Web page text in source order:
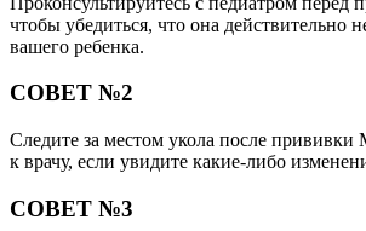
чтобы убедиться, что она действительно
вашего ребенка.
СОВЕТ №2
Следите за местом укола после прививки
к врачу, если увидите какие-либо
СОВЕТ №3